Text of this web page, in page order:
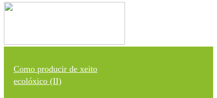
Como producir de xeito
ecolóxico (II)